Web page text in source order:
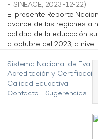
- SINEACE, 2023-12-22)
El presente Reporte
avance de las regiones a
calidad de la educación
a octubre del 2023, a nivel
Sistema Nacional de
Acreditación y
Calidad Educativa
Contacto
Sugerencias